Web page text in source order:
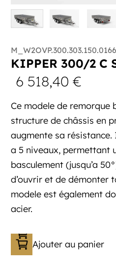
KIPPER 300/2 C
6 518,40€
Ce modele de remorque
structure de châssis en
augmente sa résistance.
a 5 niveaux, permettant
basculement (jusqu’a
d’ouvrir et de démonter
modele est également
acier.
Ajouter au panier